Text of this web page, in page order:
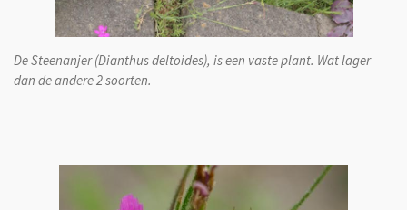
De Steenanjer (Dianthus deltoides), is een vaste plant. Wat lager
dan de andere 2 soorten.